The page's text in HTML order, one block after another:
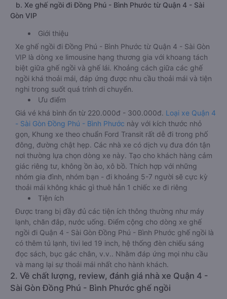
b. Xe ghế ngồi đi Đồng Phú - Bình Phước từ Quận 4 - Sài
Gòn VIP
Giới thiệu
Xe ghế ngồi đi Đồng Phú - Bình Phước từ Quận 4 - Sài Gòn
VIP là dòng xe limousine hạng thương gia với khoang tách
biệt giữa ghế ngồi và ghế lái. Khoảng cách giữa các ghế
ngồi khá thoải mái, đáp ứng được nhu cầu thoải mái và tiện
nghi trong suốt quá trình di chuyển.
Ưu điểm
Giá vé khá bình ổn từ 220.000đ - 300.000đ. Loại xe Quận 4
- Sài Gòn Đồng Phú - Bình Phước này với kích thước nhỏ
gọn, Khung xe theo chuẩn Ford Transit rất dễ đi trong phố
đông, đường chật hẹp. Các nhà xe có dịch vụ đưa đón tận
nơi thường lựa chọn dòng xe này. Tạo cho khách hàng cảm
giác riêng tư, không ồn ào, xô bồ. Thích hợp với những
nhóm gia đình, nhóm bạn - đi khoảng 5-7 người sẽ cực kỳ
thoải mái không khác gì thuê hẳn 1 chiếc xe đi riêng
Tiện ích
Được trang bị đầy đủ các tiện ích thông thường như máy
lạnh, chăn đắp, nước uống. Điểm cộng cho dòng xe ghế
ngồi đi Quận 4 - Sài Gòn Đồng Phú - Bình Phước ghế ngồi là
có thêm tủ lạnh, tivi led 19 inch, hệ thống đèn chiếu sáng
đọc sách, bục gác chân, v.v.. Nhằm đáp ứng mọi nhu cầu
và mang lại sự thoải mái nhất cho hành khách.
2. Về chất lượng, review, đánh giá nhà xe Quận 4 -
Sài Gòn Đồng Phú - Bình Phước ghế ngồi